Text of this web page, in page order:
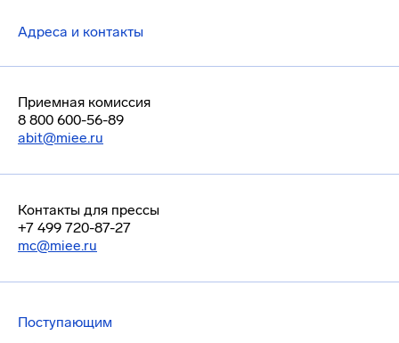
Адреса и контакты
Приемная комиссия
8 800 600-56-89
abit@miee.ru
Контакты для прессы
+7 499 720-87-27
mc@miee.ru
Поступающим